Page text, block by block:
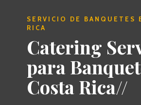
SERVICIO DE BANQUETES
RICA
Catering
para
Costa Rica//